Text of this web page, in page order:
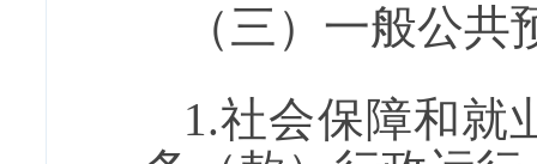
（三）一般公
1.社会保障和就